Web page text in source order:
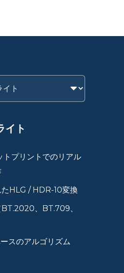
イト
トプリントでのリアル
HLG / HDR-10変換
、BT.709、
スのアルゴリズム